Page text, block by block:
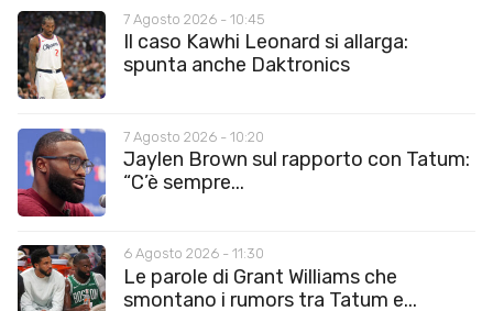
7 Agosto 2026 - 10:45
Il caso Kawhi Leonard si allarga:
spunta anche Daktronics
7 Agosto 2026 - 10:20
Jaylen Brown sul rapporto con Tatum:
“C’è sempre...
6 Agosto 2026 - 11:30
Le parole di Grant Williams che
smontano i rumors tra Tatum e...